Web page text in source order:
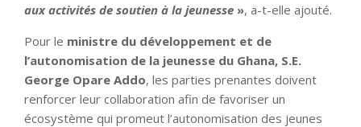
aux activités de soutien à la jeunesse », a-t-elle ajouté.
Pour le ministre du développement et de
l’autonomisation de la jeunesse du Ghana, S.E.
George Opare Addo, les parties prenantes doivent
renforcer leur collaboration afin de favoriser un
écosystème qui promeut l’autonomisation des jeunes